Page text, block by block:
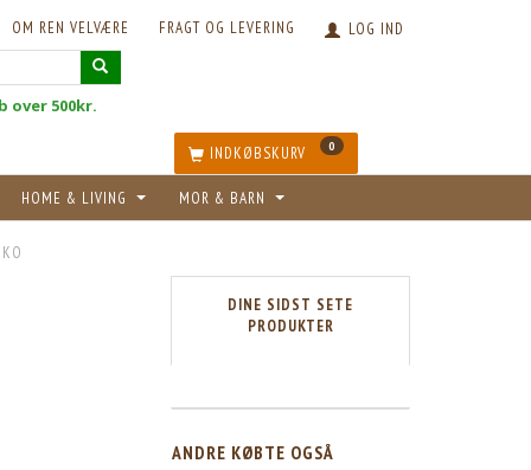
LOG IND
FRAGT OG LEVERING
OM REN VELVÆRE
over 500kr.
INDKØBSKURV 0
HOME & LIVING MOR & BARN
DINE SIDST SETE
PRODUKTER
ANDRE KØBTE OGSÅ